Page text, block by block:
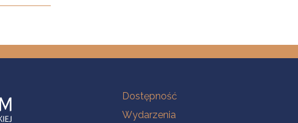
Na skróty
Dostępność
Wydarzenia